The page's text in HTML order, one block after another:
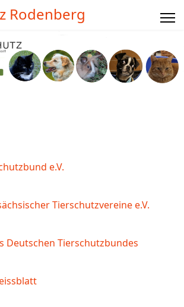
e.V.
Tierschutzvereine e.V.
Deutschen Tierschutzbundes